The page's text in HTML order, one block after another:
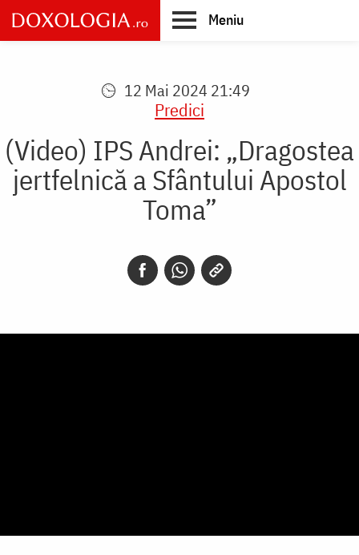
Skip
to
main
Meniu
12 Mai 2024 21:49
Predici
(Video) IPS Andrei: „Dragostea
jertfelnică a Sfântului Apostol
Toma”